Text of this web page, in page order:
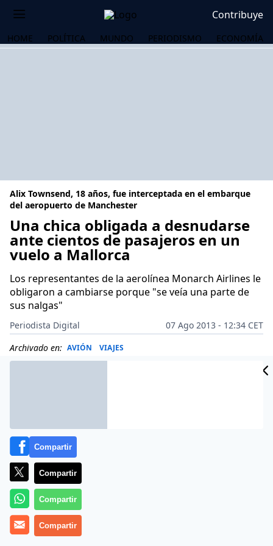
Contribuye
HOME POLÍTICA MUNDO PERIODISMO ECONOMÍA
Alix Townsend, 18 años, fue interceptada en el embarque
del aeropuerto de Manchester
Una chica obligada a desnudarse
ante cientos de pasajeros en un
vuelo a Mallorca
Los representantes de la aerolínea Monarch Airlines le
obligaron a cambiarse porque "se veía una parte de
sus nalgas"
Periodista Digital
07 Ago 2013 - 12:34 CET
Archivado en: AVIÓN VIAJES
Compartir
Compartir
Compartir
Compartir